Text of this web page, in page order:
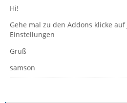
Hi!
Gehe mal zu den Addons klicke
Einstellungen
Gruß
samson